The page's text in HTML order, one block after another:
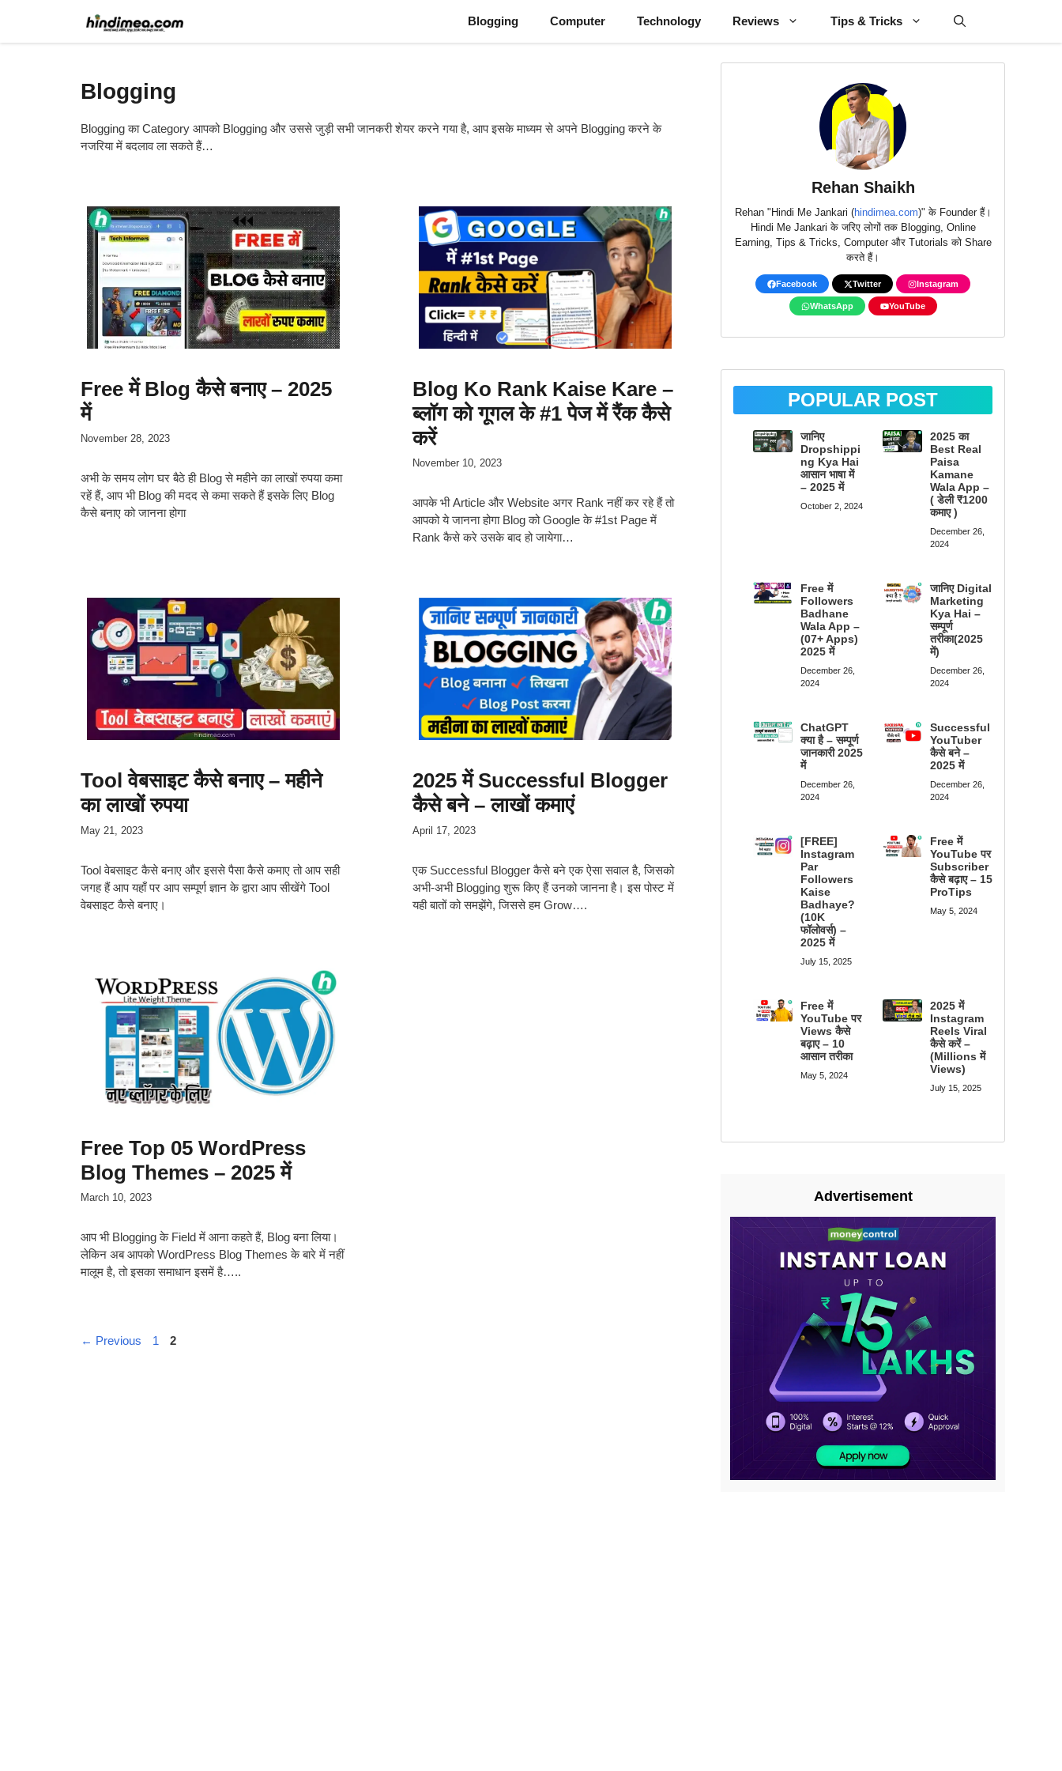
content
Blogging Computer Technology Reviews Tips & Tricks
Blogging
Blogging का Category आपको Blogging और उससे जुड़ी सभी जानकरी शेयर करने गया है, आप इसके माध्यम से अपने Blogging करने के
नजरिया में बदलाव ला सकते हैं…
Free में Blog कैसे बनाए – 2025
में
November 28, 2023
अभी के समय लोग घर बैठे ही Blog से महीने का लाखों रुपया कमा
रहें हैं, आप भी Blog की मदद से कमा सकते हैं इसके लिए Blog
कैसे बनाए को जानना होगा
Blog Ko Rank Kaise Kare –
ब्लॉग को गूगल के #1 पेज में रैंक कैसे
करें
November 10, 2023
आपके भी Article और Website अगर Rank नहीं कर रहे हैं तो
आपको ये जानना होगा Blog को Google के #1st Page में
Rank कैसे करे उसके बाद हो जायेगा…
Tool वेबसाइट कैसे बनाए – महीने
का लाखों रुपया
May 21, 2023
Tool वेबसाइट कैसे बनाए और इससे पैसा कैसे कमाए तो आप सही
जगह हैं आप यहाँ पर आप सम्पूर्ण ज्ञान के द्वारा आप सीखेंगे Tool
वेबसाइट कैसे बनाए।
2025 में Successful Blogger
कैसे बने – लाखों कमाएं
April 17, 2023
एक Successful Blogger कैसे बने एक ऐसा सवाल है, जिसको
अभी-अभी Blogging शुरू किए हैं उनको जानना है। इस पोस्ट में
यही बातों को समझेंगे, जिससे हम Grow….
Free Top 05 WordPress
Blog Themes – 2025 में
March 10, 2023
आप भी Blogging के Field में आना कहते हैं, Blog बना लिया।
लेकिन अब आपको WordPress Blog Themes के बारे में नहीं
मालूम है, तो इसका समाधान इसमें है…..
← Previous Page
1 Page
2
Rehan Shaikh
Rehan "Hindi Me Jankari (hindimea.com)" के Founder हैं।
Hindi Me Jankari के जरिए लोगों तक Blogging, Online
Earning, Tips & Tricks, Computer और Tutorials को Share
करते हैं।
Facebook Twitter Instagram
WhatsApp YouTube
POPULAR POST
जानिए
Dropshippi
ng Kya Hai
आसान भाषा में
– 2025 में
October 2, 2024
2025 का
Best Real
Paisa
Kamane
Wala App –
( डेली ₹1200
कमाए )
December 26,
2024
Free में
Followers
Badhane
Wala App –
(07+ Apps)
2025 में
December 26,
2024
जानिए Digital
Marketing
Kya Hai –
सम्पूर्ण
तरीका(2025
में)
December 26,
2024
ChatGPT
क्या है – सम्पूर्ण
जानकारी 2025
में
December 26,
2024
Successful
YouTuber
कैसे बने –
2025 में
December 26,
2024
[FREE]
Instagram
Par
Followers
Kaise
Badhaye?
(10K
फॉलोवर्स) –
2025 में
July 15, 2025
Free में
YouTube पर
Subscriber
कैसे बढ़ाए – 15
ProTips
May 5, 2024
Free में
YouTube पर
Views कैसे
बढ़ाए – 10
आसान तरीका
May 5, 2024
2025 में
Instagram
Reels Viral
कैसे करें –
(Millions में
Views)
July 15, 2025
Advertisement